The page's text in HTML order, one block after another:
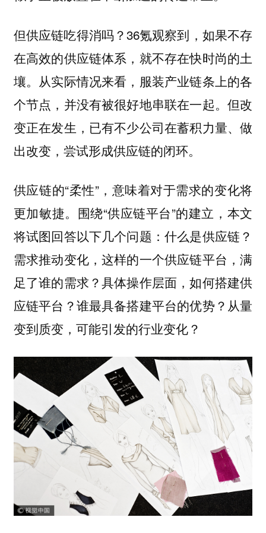
但供应链吃得消吗？36氪观察到，如果不存
在高效的供应链体系，就不存在快时尚的土
壤。从实际情况来看，服装产业链条上的各
个节点，并没有被很好地串联在一起。但改
变正在发生，已有不少公司在蓄积力量、做
出改变，尝试形成供应链的闭环。
供应链的“柔性”，意味着对于需求的变化将
更加敏捷。围绕“供应链平台”的建立，本文
将试图回答以下几个问题：什么是供应链？
需求推动变化，这样的一个供应链平台，满
足了谁的需求？具体操作层面，如何搭建供
应链平台？谁最具备搭建平台的优势？从量
变到质变，可能引发的行业变化？